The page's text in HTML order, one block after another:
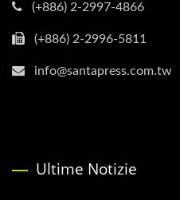
(+886) 2-2997-4866
(+886) 2-2996-5811
info@santapress.com.tw
Ultime Notizie